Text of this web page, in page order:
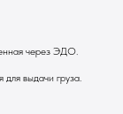
через ЭДО.
выдачи груза.